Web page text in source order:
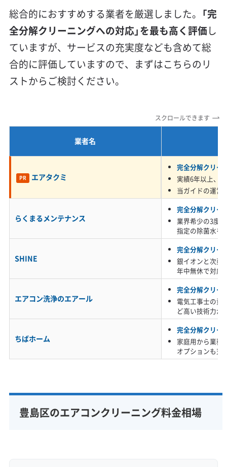
宅の「湿った綿ボコリ」
調理の油煙やホコリが固まった汚れも、湿
気でカビが根を張った汚れも、どちらも表
豊島区のエアコン汚れは、お住まいのエリアに
よって性質が大きく2つに分かれます。
一つは、南池袋や東池袋のタワーマンションで
よく見られる「油とホコリが混ざった汚れ」で
す。リビングと一体になったキッチンから出る
調理の油煙が、まずエアコン内部にベタベタし
そこへ、窓や換気口から室内に入り込んだ細か
なホコリや、幹線道路の排気ガスに含まれるス
スなどが吸着すると、硬くこびりついた汚れに
浄では歯が立ちません。
もう一つは、池袋本町や長崎などの木造住宅に
保証付き アフターフォロー
女性スタッフ在籍
エコ洗剤使用
アレルギー対策
ハウスダスト除去
利便性・サービス (12)
年末年始対応
防カビ・抗菌 消臭処理 防汚コーティング
総合的におすすめする業者を厳選しました。 「完
全分解クリーニングへの対応」を最も高く評価し
ていますが、サービスの充実度なども含めて総
合的に評価していますので、まずはこちらのリ
ストからご検討ください。
スクロールできます
業者名
PR エアタクミ
完全分解クリー
実績6年以上、
当ガイドの運営
らくまるメンテナンス
完全分解クリー
業界希少の3度
指定の除菌水を
SHINE
完全分解クリー
銀イオンと次亜
年中無休で対応
エアコン洗浄のエアール
完全分解クリー
電気工事士の資
ど高い技術力が
ちばホーム
完全分解クリー
家庭用から業務
オプションも充
豊島区のエアコンクリーニング料金相場